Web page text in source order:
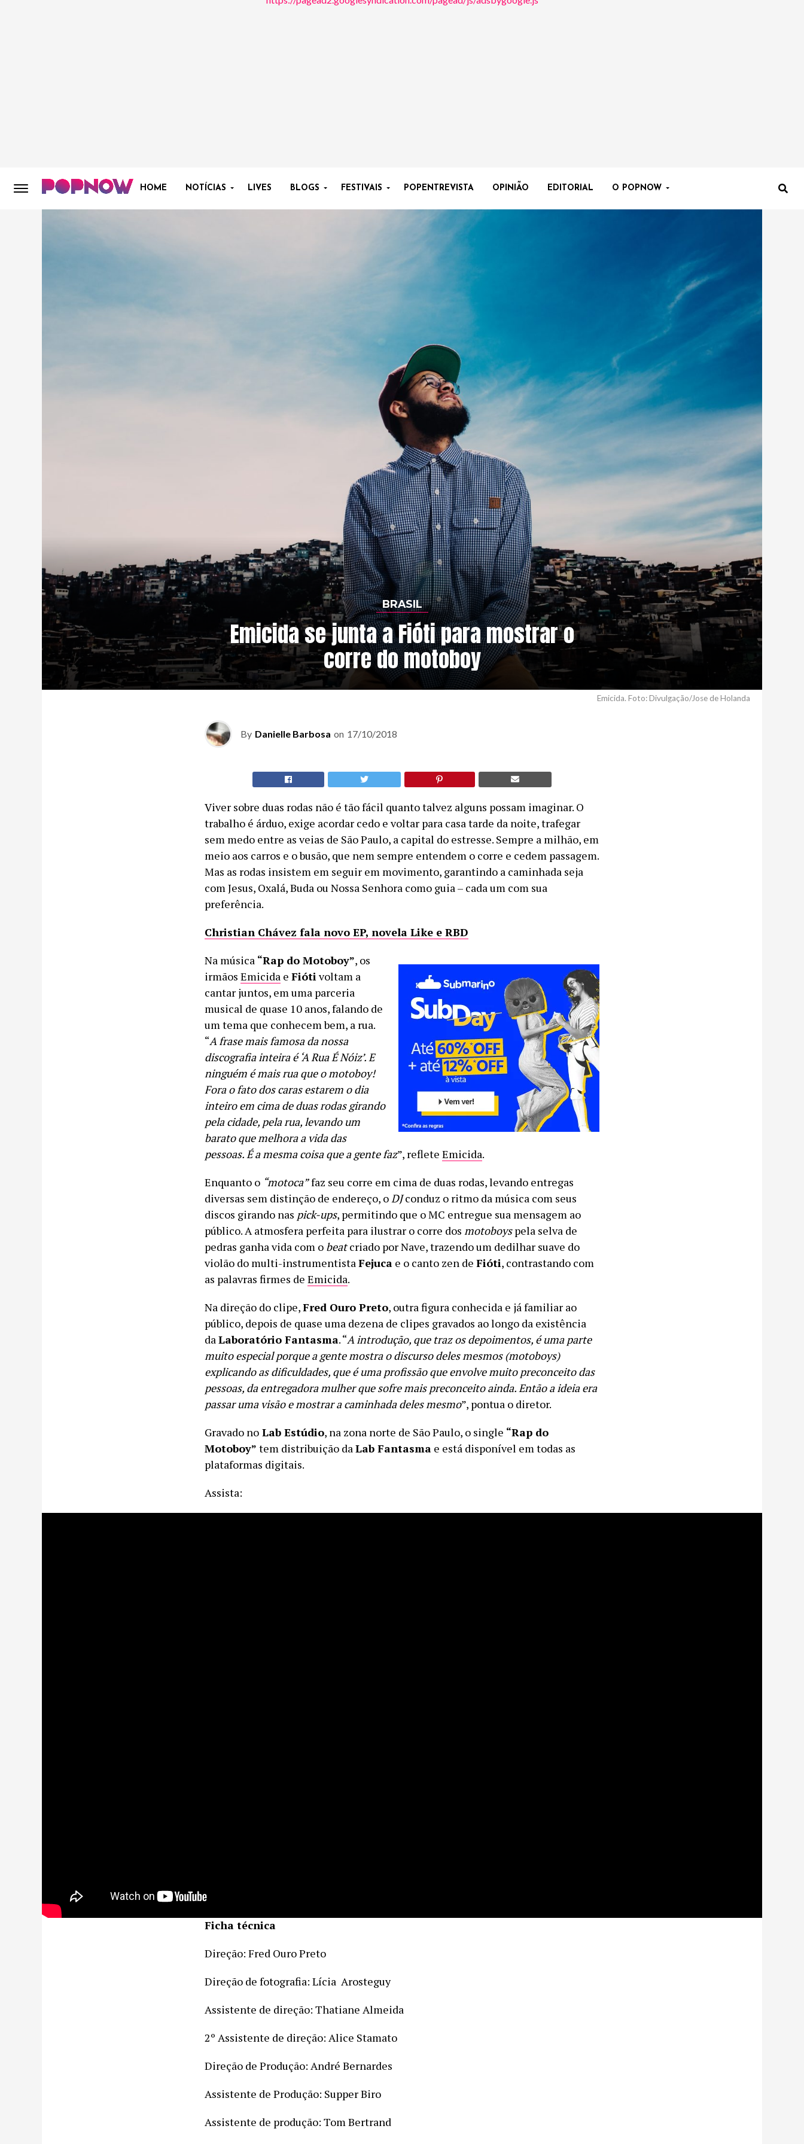
HOME NOTÍCIAS LIVES BLOGS FESTIVAIS POPENTREVISTA OPINIÃO EDITORIAL O POPNOW
BRASIL
Emicida se junta a Fióti para mostrar o
corre do motoboy
Emicida. Foto: Divulgação/Jose de Holanda
By Danielle Barbosa on 17/10/2018
Viver sobre duas rodas não é tão fácil quanto talvez alguns possam imaginar. O
trabalho é árduo, exige acordar cedo e voltar para casa tarde da noite, trafegar
sem medo entre as veias de São Paulo, a capital do estresse. Sempre a milhão, em
meio aos carros e o busão, que nem sempre entendem o corre e cedem passagem.
Mas as rodas insistem em seguir em movimento, garantindo a caminhada seja
com Jesus, Oxalá, Buda ou Nossa Senhora como guia – cada um com sua
preferência.
Christian Chávez fala novo EP, novela Like e RBD
Na música “Rap do Motoboy”, os
irmãos Emicida e Fióti voltam a
cantar juntos, em uma parceria
musical de quase 10 anos, falando de
um tema que conhecem bem, a rua.
“A frase mais famosa da nossa
discografia inteira é ‘A Rua É Nóiz’. E
ninguém é mais rua que o motoboy!
Fora o fato dos caras estarem o dia
inteiro em cima de duas rodas girando
pela cidade, pela rua, levando um
barato que melhora a vida das
pessoas. É a mesma coisa que a gente faz”, reflete Emicida.
Enquanto o “motoca”faz seu corre em cima de duas rodas, levando entregas
diversas sem distinção de endereço, o DJconduz o ritmo da música com seus
discos girando nas pick-ups, permitindo que o MC entregue sua mensagem ao
público. A atmosfera perfeita para ilustrar o corre dos motoboyspela selva de
pedras ganha vida com o beatcriado por Nave, trazendo um dedilhar suave do
violão do multi-instrumentista Fejuca e o canto zen de Fióti, contrastando com
as palavras firmes de Emicida.
Na direção do clipe,Fred Ouro Preto, outra figura conhecida e já familiar ao
público, depois de quase uma dezena de clipes gravados ao longo da existência
da Laboratório Fantasma. “A introdução, que traz os depoimentos, é uma parte
muito especial porque a gente mostra o discurso deles mesmos (motoboys)
explicando as dificuldades, que é uma profissão que envolve muito preconceito das
pessoas, da entregadora mulher que sofre mais preconceito ainda. Então a ideia era
passar uma visão e mostrar a caminhada deles mesmo”, pontua o diretor.
Gravado no Lab Estúdio, na zona norte de São Paulo, o single “Rap do
Motoboy” tem distribuição da Lab Fantasma e está disponível em todas as
plataformas digitais.
Assista:
Ficha técnica
Direção: Fred Ouro Preto
Direção de fotografia: Lícia Arosteguy
Assistente de direção: Thatiane Almeida
2º Assistente de direção: Alice Stamato
Direção de Produção: André Bernardes
Assistente de Produção: Supper Biro
Assistente de produção: Tom Bertrand